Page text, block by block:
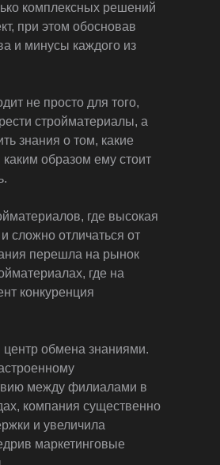
комплексных решений
при этом обосновав
и минусы каждого из
не просто для того,
стройматериалы, а
знания о том, какие
образом ему стоит
где высокая
сложно отличаться от
перешла на рынок
где на
конкуренция
центр обмена знаниями.
между филиалами в
компания существенно
и увеличила
маркетинговые